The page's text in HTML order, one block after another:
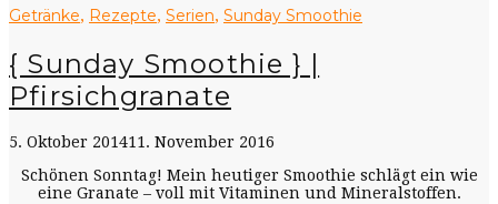
Getränke, Rezepte, Serien, Sunday Smoothie
{ Sunday Smoothie } |
Pfirsichgranate
5. Oktober 201411. November 2016
Schönen Sonntag! Mein heutiger Smoothie schlägt ein wie
eine Granate – voll mit Vitaminen und Mineralstoffen.